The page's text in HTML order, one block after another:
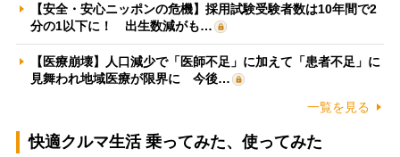
【安全・安心ニッポンの危機】採用試験受験者数は10年間で2
分の1以下に！ 出生数減がも…
【医療崩壊】人口減少で「医師不足」に加えて「患者不足」に
見舞われ地域医療が限界に 今後…
一覧を見る
快適クルマ生活 乗ってみた、使ってみた